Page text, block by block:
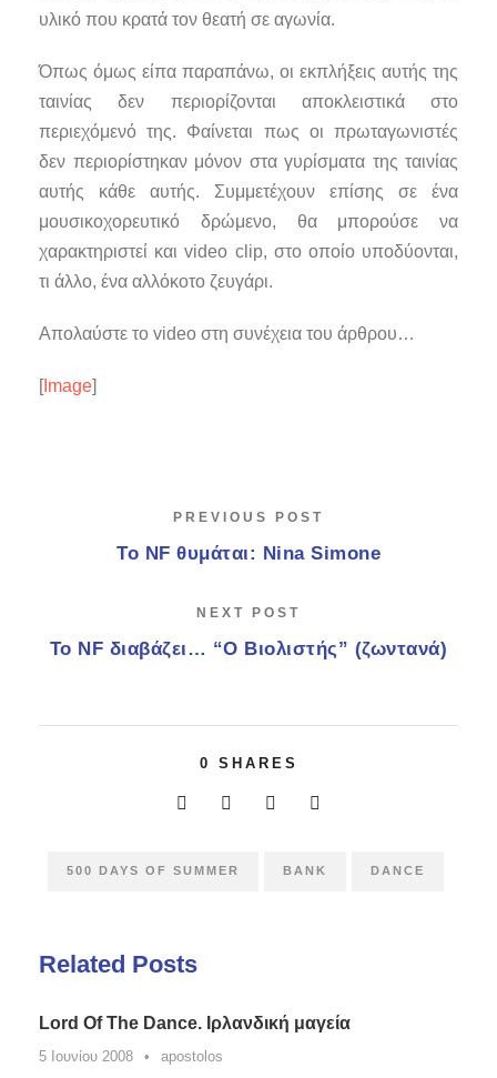
υλικό που κρατά τον θεατή σε αγωνία.
Όπως όμως είπα παραπάνω, οι εκπλήξεις αυτής της
ταινίας δεν περιορίζονται αποκλειστικά στο
περιεχόμενό της. Φαίνεται πως οι πρωταγωνιστές
δεν περιορίστηκαν μόνον στα γυρίσματα της ταινίας
αυτής κάθε αυτής. Συμμετέχουν επίσης σε ένα
μουσικοχορευτικό δρώμενο, θα μπορούσε να
χαρακτηριστεί και video clip, στο οποίο υποδύονται,
τι άλλο, ένα αλλόκοτο ζευγάρι.
Απολαύστε το video στη συνέχεια του άρθρου…
[Image]
PREVIOUS POST
Το NF θυμάται: Nina Simone
NEXT POST
Το NF διαβάζει… “Ο Βιολιστής” (ζωντανά)
0 SHARES
500 DAYS OF SUMMER BANK DANCE
Related Posts
Lord Of The Dance. Ιρλανδική μαγεία
5 Ιουνίου 2008 • apostolos